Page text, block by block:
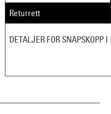
Returrett
DETALJER FOR SNAPSKOPP